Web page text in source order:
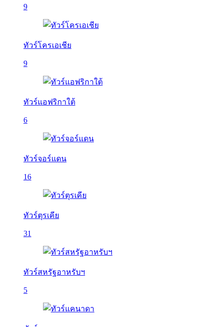
9
ทัวร์โครเอเชีย
9
ทัวร์แอฟริกาใต้
6
ทัวร์จอร์แดน
16
ทัวร์ตุรเคีย
31
ทัวร์สหรัฐอาหรับฯ
5